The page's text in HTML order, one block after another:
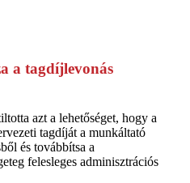
a tagdíjlevonás
azt a lehetőséget, hogy a
tagdíját a munkáltató
és továbbítsa a
felesleges adminisztrációs